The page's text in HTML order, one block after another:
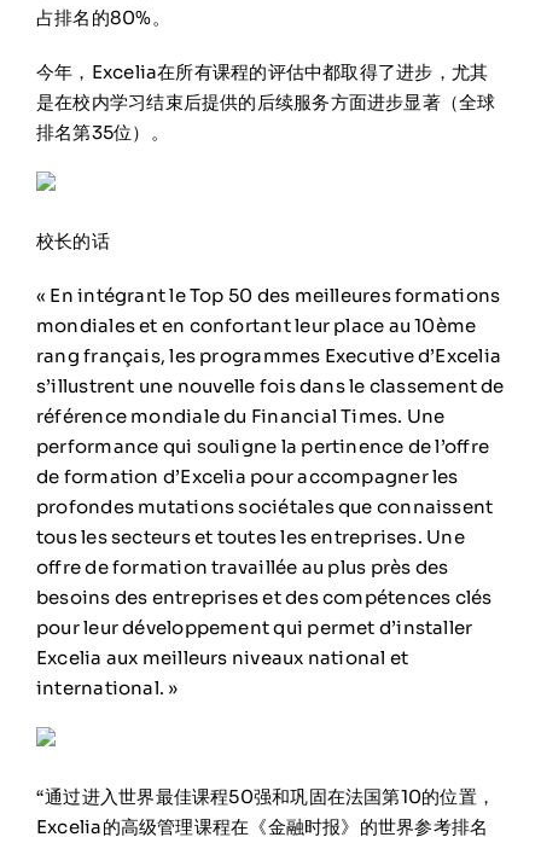
占排名的80%。
今年，Excelia在所有课程的评估中都取得了进步，尤其
是在校内学习结束后提供的后续服务方面进步显著（全球
排名第35位）。
校长的话
« En intégrant le Top 50 des meilleures formations
mondiales et en confortant leur place au 10ème
rang français, les programmes Executive d’Excelia
s’illustrent une nouvelle fois dans le classement de
référence mondiale du Financial Times. Une
performance qui souligne la pertinence de l’offre
de formation d’Excelia pour accompagner les
profondes mutations sociétales que connaissent
tous les secteurs et toutes les entreprises. Une
offre de formation travaillée au plus près des
besoins des entreprises et des compétences clés
pour leur développement qui permet d’installer
Excelia aux meilleurs niveaux national et
international. »
“通过进入世界最佳课程50强和巩固在法国第10的位置，
Excelia的高级管理课程在《金融时报》的世界参考排名